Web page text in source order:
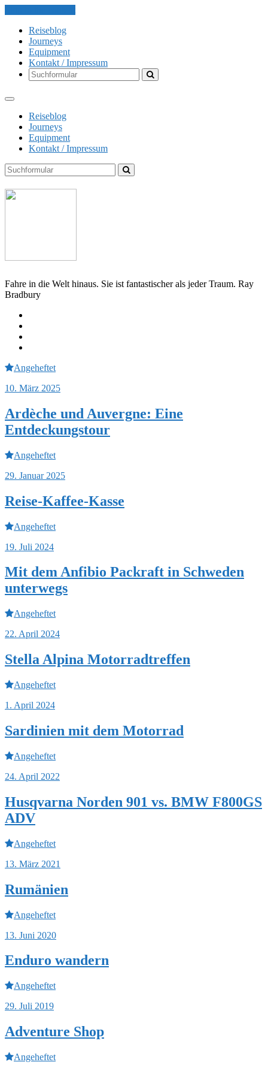
Reiseblog
Journeys
Equipment
Kontakt / Impressum
Search
Reiseblog
Journeys
Equipment
Kontakt / Impressum
Search
Fahre in die Welt hinaus. Sie ist fantastischer als jeder Traum. Ray
Bradbury
Angeheftet
10. März 2025
Ardèche und Auvergne: Eine
Entdeckungstour
Angeheftet
29. Januar 2025
Reise-Kaffee-Kasse
Angeheftet
19. Juli 2024
Mit dem Anfibio Packraft in Schweden
unterwegs
Angeheftet
22. April 2024
Stella Alpina Motorradtreffen
Angeheftet
1. April 2024
Sardinien mit dem Motorrad
Angeheftet
24. April 2022
Husqvarna Norden 901 vs. BMW F800GS
ADV
Angeheftet
13. März 2021
Rumänien
Angeheftet
13. Juni 2020
Enduro wandern
Angeheftet
29. Juli 2019
Adventure Shop
Angeheftet